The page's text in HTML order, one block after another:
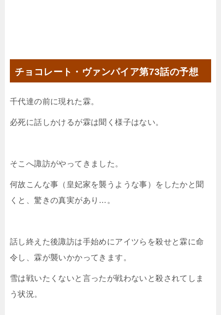
チョコレート・ヴァンパイア第73話の予想
千代達の前に現れた霖。
必死に話しかけるが霖は聞く様子はない。
そこへ諏訪がやってきました。
何故こんな事（皇妃家を襲うような事）をしたかと聞
くと、驚きの真実があり…。
話し終えた後諏訪は手始めにアイツらを殺せと霖に命
令し、霖が襲いかかってきます。
雪は戦いたくないと言ったが戦わないと殺されてしま
う状況。